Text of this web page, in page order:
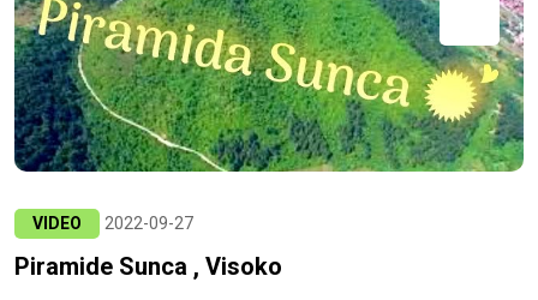
VIDEO 2022-09-27
Piramide Sunca , Visoko